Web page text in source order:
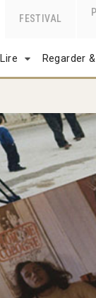
FESTIVAL
Lire Regarder